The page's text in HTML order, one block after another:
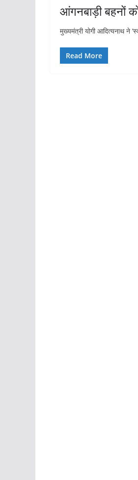
आंगनबाड़ी बहनों
मुख्यमंत्री योगी आदित्यनाथ ने
Read More